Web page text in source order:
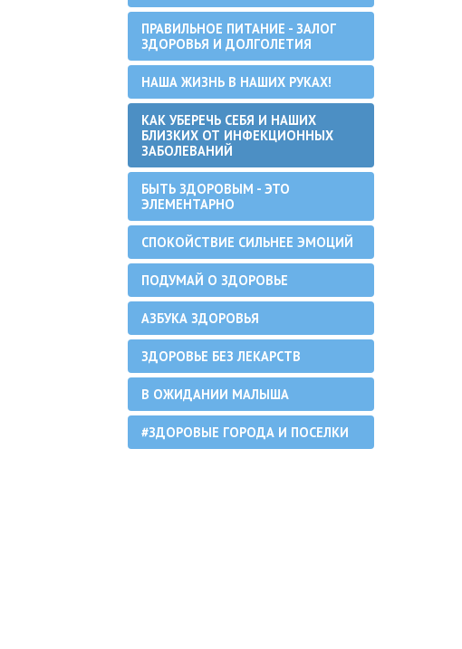
ПРАВИЛЬНОЕ ПИТАНИЕ - ЗАЛОГ
ЗДОРОВЬЯ И ДОЛГОЛЕТИЯ
НАША ЖИЗНЬ В НАШИХ РУКАХ!
КАК УБЕРЕЧЬ СЕБЯ И НАШИХ
БЛИЗКИХ ОТ ИНФЕКЦИОННЫХ
ЗАБОЛЕВАНИЙ
БЫТЬ ЗДОРОВЫМ - ЭТО
ЭЛЕМЕНТАРНО
СПОКОЙСТВИЕ СИЛЬНЕЕ ЭМОЦИЙ
ПОДУМАЙ О ЗДОРОВЬЕ
АЗБУКА ЗДОРОВЬЯ
ЗДОРОВЬЕ БЕЗ ЛЕКАРСТВ
В ОЖИДАНИИ МАЛЫША
#ЗДОРОВЫЕ ГОРОДА И ПОСЕЛКИ